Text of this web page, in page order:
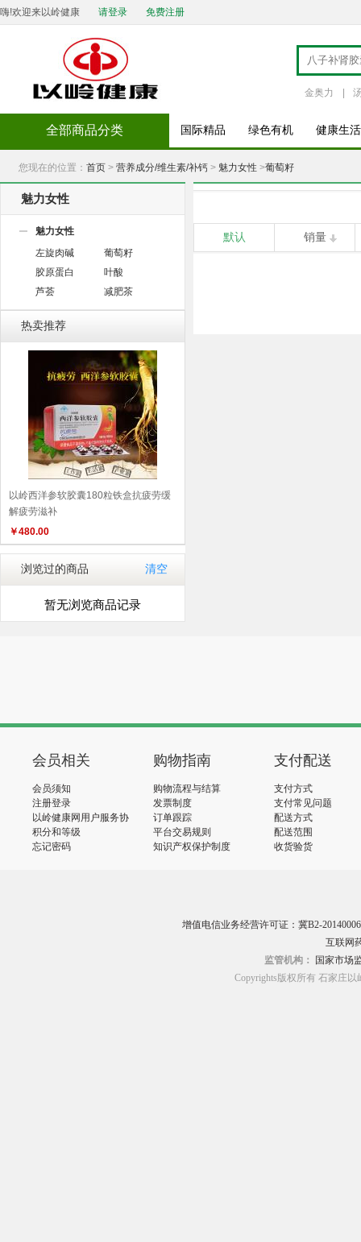
嗨!欢迎来以岭健康 请登录 免费注册
金奥力
全部商品分类 国际精品 绿色有机 健康生活
您现在的位置： 首页 > 营养成分/维生素/补钙 > 魅力女性 >葡萄籽
魅力女性
魅力女性
左旋肉碱
葡萄籽
胶原蛋白
叶酸
芦荟
减肥茶
热卖推荐
以岭西洋参软胶囊180粒铁盒抗疲劳缓
解疲劳滋补
￥480.00
浏览过的商品 清空
暂无浏览商品记录
默认 销量
会员相关
会员须知
注册登录
以岭健康网用户服务协
议
积分和等级
忘记密码
购物指南
购物流程与结算
发票制度
订单跟踪
平台交易规则
知识产权保护制度
支付配送
支付方式
支付常见问题
配送方式
配送范围
收货验货
增值电信业务经营许可证：冀B2-20140006
互联网
监管机构：
国家市场
Copyrights版权所有 石家庄